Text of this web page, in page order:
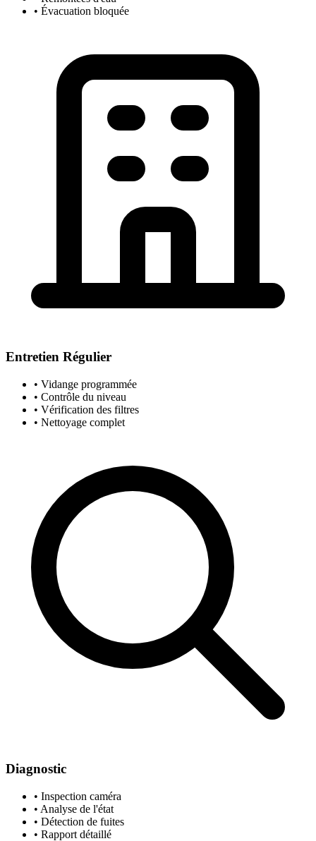
• Évacuation bloquée
Entretien Régulier
• Vidange programmée
• Contrôle du niveau
• Vérification des filtres
• Nettoyage complet
Diagnostic
• Inspection caméra
• Analyse de l'état
• Détection de fuites
• Rapport détaillé